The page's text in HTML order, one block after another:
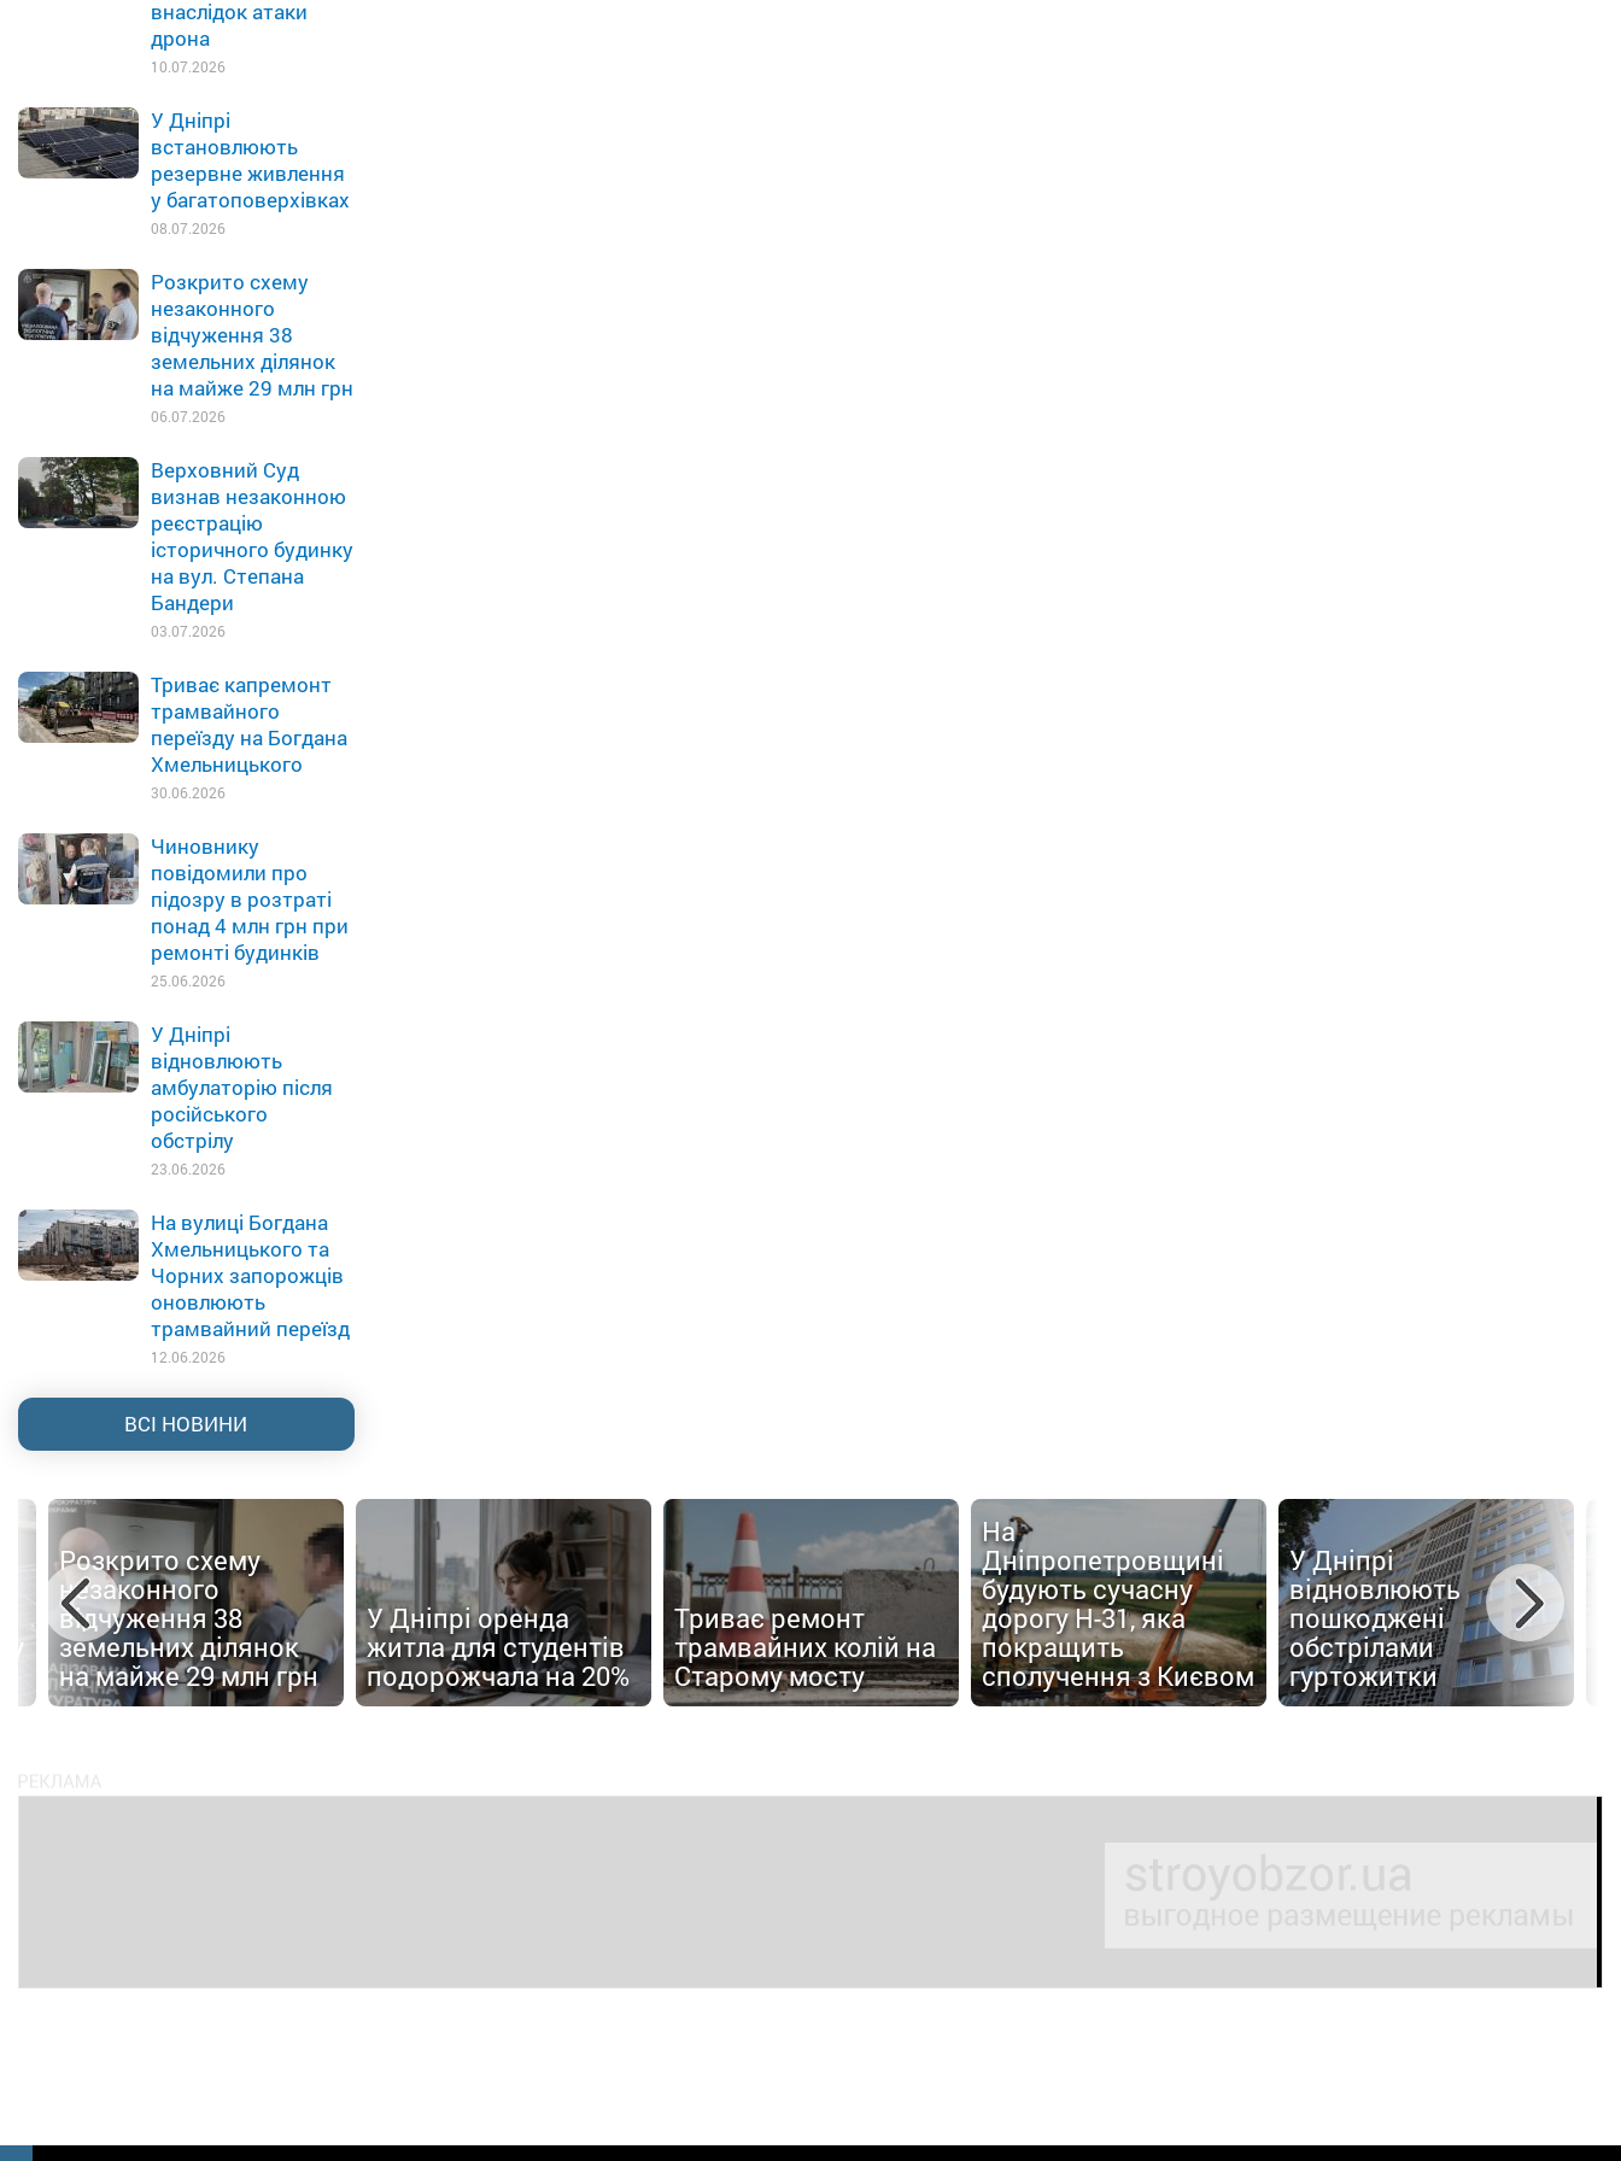
внаслідок атаки
дрона
10.07.2026
У Дніпрі
встановлюють
резервне живлення
у багатоповерхівках
08.07.2026
Розкрито схему
незаконного
відчуження 38
земельних ділянок
на майже 29 млн грн
06.07.2026
Верховний Суд
визнав незаконною
реєстрацію
історичного будинку
на вул. Степана
Бандери
03.07.2026
Триває капремонт
трамвайного
переїзду на Богдана
Хмельницького
30.06.2026
Чиновнику
повідомили про
підозру в розтраті
понад 4 млн грн при
ремонті будинків
25.06.2026
У Дніпрі
відновлюють
амбулаторію після
російського
обстрілу
23.06.2026
На вулиці Богдана
Хмельницького та
Чорних запорожців
оновлюють
трамвайний переїзд
12.06.2026
ВСІ НОВИНИ
у
Розкрито схему
незаконного
відчуження 38
земельних ділянок
на майже 29 млн грн
У Дніпрі оренда
житла для студентів
подорожчала на 20%
Триває ремонт
трамвайних колій на
Старому мосту
На
Дніпропетровщині
будують сучасну
дорогу Н-31, яка
покращить
сполучення з Києвом
У Дніпрі
відновлюють
пошкоджені
обстрілами
гуртожитки